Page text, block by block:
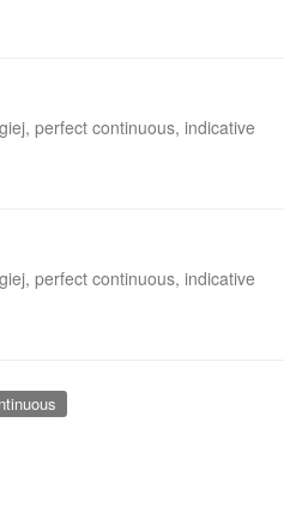
perfect continuous, indicative
perfect continuous, indicative